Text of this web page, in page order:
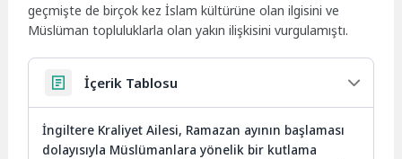
geçmişte de birçok kez İslam kültürüne olan ilgisini ve
Müslüman topluluklarla olan yakın ilişkisini vurgulamıştı.
İçerik Tablosu
İngiltere Kraliyet Ailesi, Ramazan ayının başlaması
dolayısıyla Müslümanlara yönelik bir kutlama